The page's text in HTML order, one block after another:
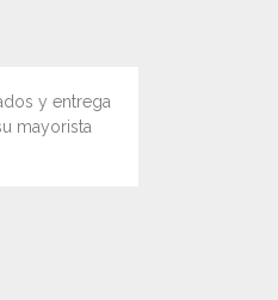
y entrega
mayorista